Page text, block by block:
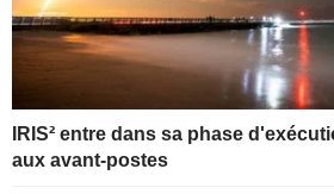
IRIS² entre dans sa phase
aux avant-postes